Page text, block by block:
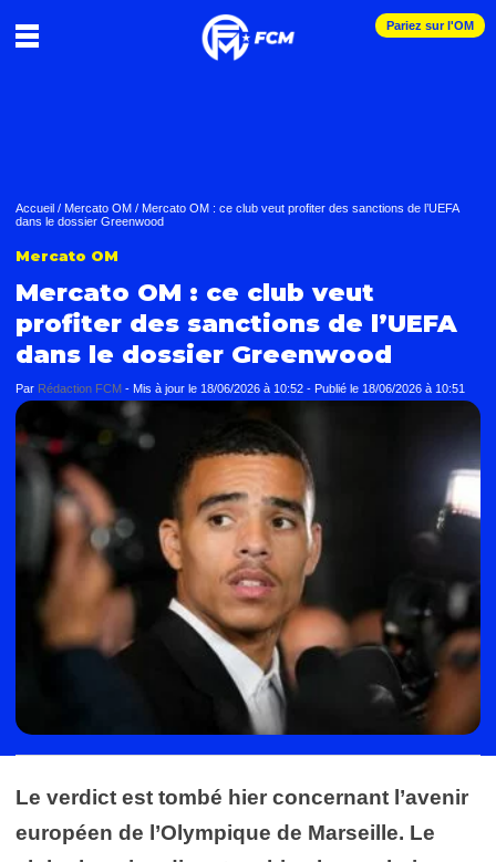
Pariez sur l'OM
Accueil / Mercato OM / Mercato OM : ce club veut profiter des sanctions de l’UEFA
dans le dossier Greenwood
Mercato OM
Mercato OM : ce club veut
profiter des sanctions de l’UEFA
dans le dossier Greenwood
Par Rédaction FCM - Mis à jour le 18/06/2026 à 10:52 - Publié le 18/06/2026 à 10:51
Le verdict est tombé hier concernant l’avenir
européen de l’Olympique de Marseille. Le